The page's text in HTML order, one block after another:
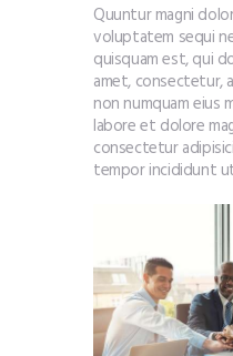
Quuntur magni
voluptatem sequi
quisquam est, qui
amet, consectetur,
non numquam
labore et dolore
consectetur
tempor incididunt